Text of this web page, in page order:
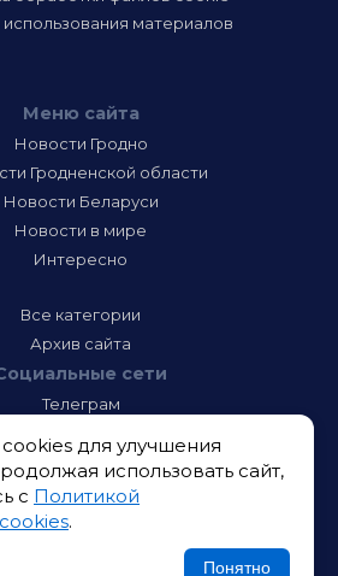
материалов
Меню сайта
Новости Гродно
Гродненской области
Новости Беларуси
Новости в мире
Интересно
Все категории
Архив сайта
сети
Телеграм
Инстаграм
Тик-Ток
Одноклассники
ВК
для улучшения
использовать сайт,
с Политикой
.
Понятно